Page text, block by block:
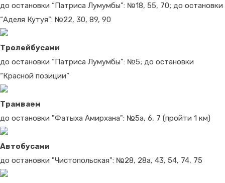
до остановки “Патриса Лумумбы”: №18, 55, 70; до остановки
“Аделя Кутуя”: №22, 30, 89, 90
Тролейбусами
до остановки “Патриса Лумумбы”: №5; до остановки
“Красной позиции”
Трамваем
до остановки "Фатыха Амирхана": №5а, 6, 7 (пройти 1 км)
Автобусами
до остановки "Чистопольская": №28, 28а, 43, 54, 74, 75